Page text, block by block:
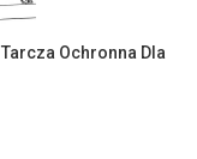
Ochronna Dla